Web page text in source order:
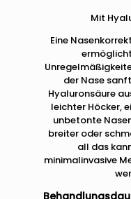
Mit
Eine
der Nase
Hyaluronsäure
leichter Höcker,
unbetonte
breiter oder
all das
minimalinvasive